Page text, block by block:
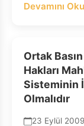
Devamını Oku
Ortak
Hakları
Sisteminin
Olmalıdır
23 Eylül 2009